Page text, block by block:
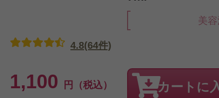
美
1,100 円（税込）
4.8(64件)
カートに